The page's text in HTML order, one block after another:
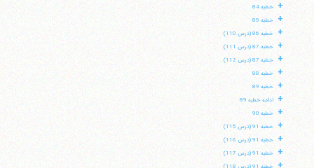
+ خطبه 84
+ خطبه 85
+ خطبه 86 (درس 110)
+ خطبه 87 (درس 111)
+ خطبه 87 (درس 112)
+ خطبه 88
+ خطبه 89
+ ادامه خطبه 89
+ خطبه 90
+ خطبه 91 (درس 115)
+ خطبه 91 (درس 116)
+ خطبه 91 (درس 117)